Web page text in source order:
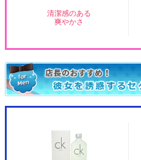
清潔感のある
爽やかさ